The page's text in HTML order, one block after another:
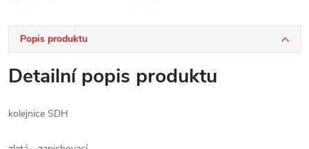
Popis produktu
Detailní popis produktu
kolejnice SDH